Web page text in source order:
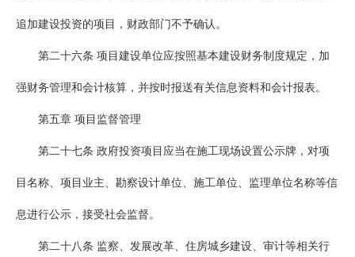
追加建设投资的项目，财政部门不予确认。
第二十六条 项目建设单位应按照基本建设财务制度规定，加
强财务管理和会计核算，并按时报送有关信息资料和会计报表。
第五章 项目监督管理
第二十七条 政府投资项目应当在施工现场设置公示牌，对项
目名称、项目业主、勘察设计单位、施工单位、监理单位名称等信
息进行公示，接受社会监督。
第二十八条 监察、发展改革、住房城乡建设、审计等相关行